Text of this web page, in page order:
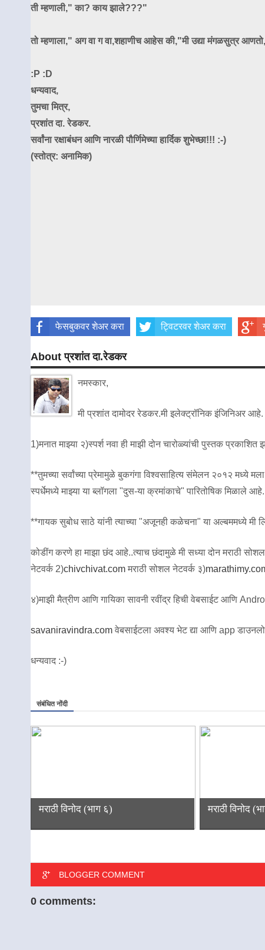
ती म्हणाली," का? काय झाले???"
तो म्हणाला," अग वा ग वा,शहाणीच आहेस की,"मी उद्या मंगळसुत्र
:P :D
धन्यवाद,
तुमचा मित्र,
प्रशांत दा. रेडकर.
सर्वांना रक्षाबंधन आणि नारळी पौर्णिमेच्या हार्दिक शुभेच्छा!!! :-)
(स्तोत्र: अनामिक)
फेसबुकवर शेअर करा ट्विटरवर शेअर करा
About प्रशांत दा.रेडकर
नमस्कार,
मी प्रशांत दामोदर रेडकर.मी इलेक्ट्रॉनिक इंजिनिअर आहे.
1)मनात माझ्या २)स्पर्श नवा ही माझी दोन चारोळ्यांची पुस्तक
**तुमच्या सर्वांच्या प्रेमामुळे बुकगंगा विश्वसाहित्य संमेलन २०१२ मध्ये
स्पर्धेमध्ये माझ्या या ब्लॉगला "दुस-या क्रमांकाचे" पारितोषिक मिळाले आहे.
**गायक सुबोध साठे यांनी त्याच्या "अजूनही कळेचना" या अल्बममध्ये
कोडींग करणे हा माझा छंद आहे..त्याच छंदामुळे मी सध्या दोन मराठी
नेटवर्क 2)chivchivat.com मराठी सोशल नेटवर्क ३)
४)माझी मैत्रीण आणि गायिका सावनी रवींद्र हिची वेबसाईट आणि
savaniravindra.com वेबसाईटला अवश्य भेट द्या आणि app
धन्यवाद :-)
संबंधित नोंदी
मराठी विनोद (भाग ६) मराठी विनोद
BLOGGER COMMENT
0 comments: